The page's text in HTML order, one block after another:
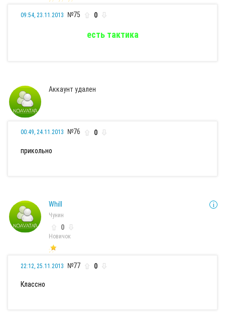
09:54, 23.11.2013 №75 0
есть тактика
Аккаунт удален
00:49, 24.11.2013 №76 0
прикольно
Whill
Чунин
0
Новичок
22:12, 25.11.2013 №77 0
Классно